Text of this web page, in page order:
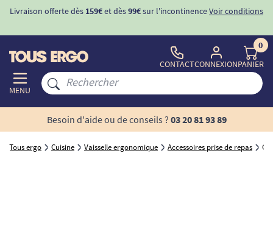
Livraison offerte dès 159€et dès99€sur l'incontinenceVoir conditions
MENU
CONTACTCONNEXION
0
PANIER
Besoin d'aide ou de conseils ? 03 20 81 93 89
Tous ergo Cuisine Vaisselle ergonomique Accessoires prise de repas